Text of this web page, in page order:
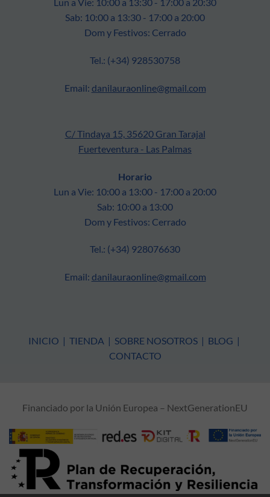
Lun a Vie: 10:00 a 13:30 - 17:00 a 20:30
Sab: 10:00 a 13:30 - 17:00 a 20:00
Dom y Festivos: Cerrado
Tel.: (+34) 928530758
Email: danilauraonline@gmail.com
C/ Tindaya 15, 35620 Gran Tarajal
Fuerteventura - Las Palmas
Horario
Lun a Vie: 10:00 a 13:00 - 17:00 a 20:00
Sab: 10:00 a 13:00
Dom y Festivos: Cerrado
Tel.: (+34) 928076630
Email: danilauraonline@gmail.com
INICIO | TIENDA | SOBRE NOSOTROS | BLOG |
CONTACTO
Financiado por la Unión Europea – NextGenerationEU